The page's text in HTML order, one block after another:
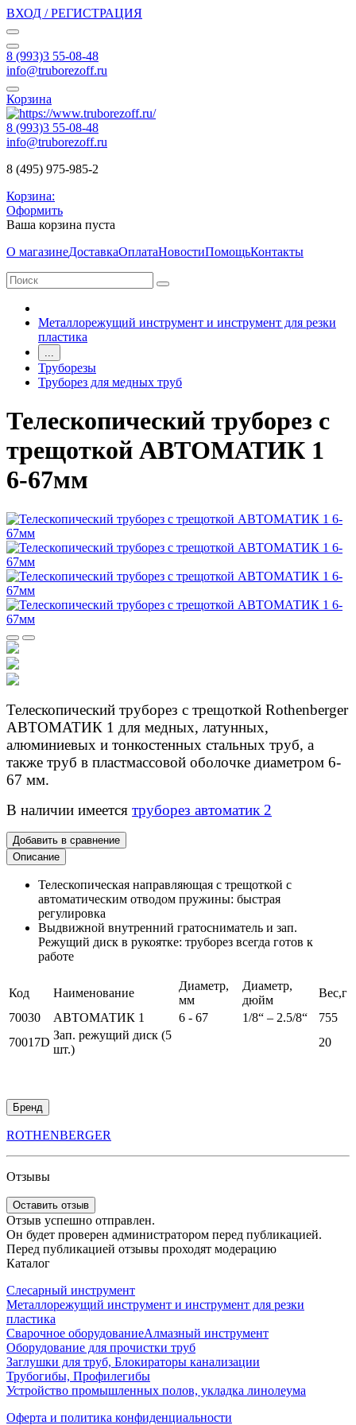
ВХОД / РЕГИСТРАЦИЯ
8 (993)3 55-08-48
info@truborezoff.ru
Корзина
8 (993)3 55-08-48
info@truborezoff.ru
8 (495) 975-985-2
Корзина:
Оформить
Ваша корзина пуста
О магазинеДоставкаОплатаНовостиПомощьКонтакты
Металлорежущий инструмент и инструмент для резки
пластика
...
Труборезы
Труборез для медных труб
Телескопический труборез с
трещоткой АВТОМАТИК 1
6-67мм
Телескопический труборез с трещоткой Rothenberger
АВТОМАТИК 1 для медных, латунных,
алюминиевых и тонкостенных стальных труб, а
также труб в пластмассовой оболочке диаметром 6-
67 мм.
В наличии имеется труборез автоматик 2
Добавить в сравнение
Описание
Телескопическая направляющая с трещоткой с
автоматическим отводом пружины: быстрая
регулировка
Выдвижной внутренний гратосниматель и зап.
Режущий диск в рукоятке: труборез всегда готов к
работе
Код Наименование
Диаметр,
мм
Диаметр,
дюйм
Вес,г
70030
АВТОМАТИК 1 6 - 67 1/8“ – 2.5/8“
755
70017D
Зап. режущий диск (5
шт.)
20
Бренд
ROTHENBERGER
Отзывы
Оставить отзыв
Отзыв успешно отправлен.
Он будет проверен администратором перед публикацией.
Перед публикацией отзывы проходят модерацию
Каталог
Слесарный инструмент
Металлорежущий инструмент и инструмент для резки
пластика
Сварочное оборудованиеАлмазный инструмент
Оборудование для прочистки труб
Заглушки для труб, Блокираторы канализации
Трубогибы, Профилегибы
Устройство промышленных полов, укладка линолеума
Оферта и политика конфиденциальности